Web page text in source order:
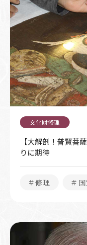
【大解剖！普賢
りに期待
＃修理 ＃